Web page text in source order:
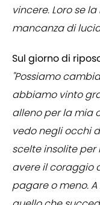
vincere. Loro se
mancanza di
Sul giorno di
"Possiamo
abbiamo vinto
alleno per la mia
vedo negli occhi
scelte insolite
avere il coraggio
pagare o meno.